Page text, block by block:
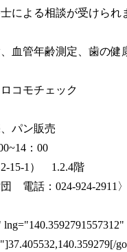
による相談が受けられ
血管年齢測定、歯の健
コモチェック
パン販売
：00
15-1） 1.2.4階
電話：024-924-2911